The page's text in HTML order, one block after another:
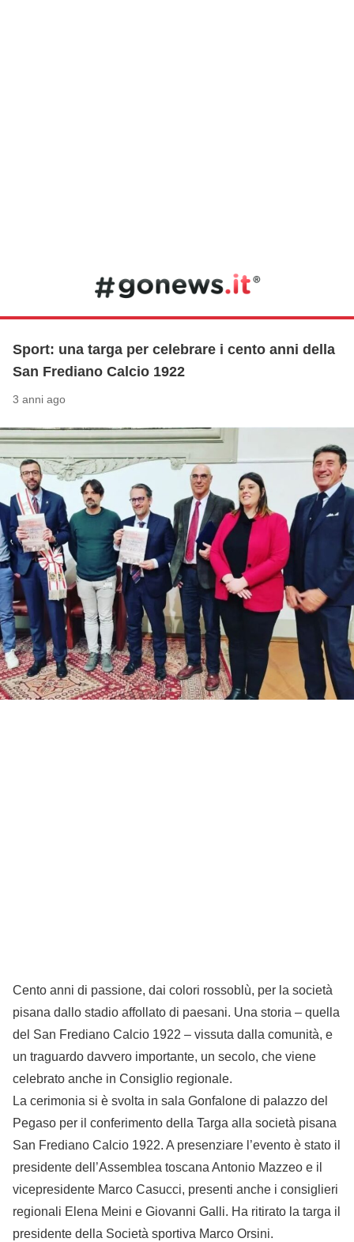
Sport: una targa per celebrare i cento anni della
San Frediano Calcio 1922
3 anni ago
Cento anni di passione, dai colori rossoblù, per la società
pisana dallo stadio affollato di paesani. Una storia – quella
del San Frediano Calcio 1922 – vissuta dalla comunità, e
un traguardo davvero importante, un secolo, che viene
celebrato anche in Consiglio regionale.
La cerimonia si è svolta in sala Gonfalone di palazzo del
Pegaso per il conferimento della Targa alla società pisana
San Frediano Calcio 1922. A presenziare l’evento è stato il
presidente dell’Assemblea toscana Antonio Mazzeo e il
vicepresidente Marco Casucci, presenti anche i consiglieri
regionali Elena Meini e Giovanni Galli. Ha ritirato la targa il
presidente della Società sportiva Marco Orsini.